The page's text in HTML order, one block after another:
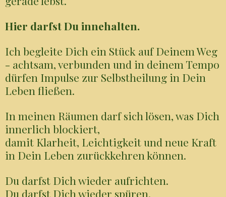
Hier darfst Du innehalten.
Ich begleite Dich ein Stück auf Deinem Weg
- achtsam, verbunden und in deinem Tempo
dürfen Impulse zur Selbstheilung in Dein
Leben fließen.
In meinen Räumen darf sich lösen, was Dich
innerlich blockiert,
damit Klarheit, Leichtigkeit und neue Kraft
in Dein Leben zurückkehren können.
Du darfst Dich wieder aufrichten.
Du darfst Dich wieder spüren.